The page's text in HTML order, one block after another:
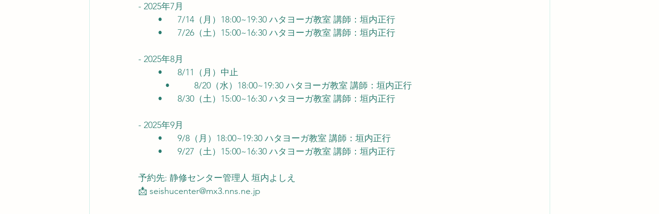
- 2025年7月
	•	7/14（月）18:00~19:30 ハタヨーガ教室 講師：垣内正行
	•	7/26（土）15:00~16:30 ハタヨーガ教室 講師：垣内正行
- 2025年8月
	•	8/11（月）中止
           •          8/20（水）18:00~19:30 ハタヨーガ教室 講師：垣内正行
	•	8/30（土）15:00~16:30 ハタヨーガ教室 講師：垣内正行
- 2025年9月
	•	9/8（月）18:00~19:30 ハタヨーガ教室 講師：垣内正行
	•	9/27（土）15:00~16:30 ハタヨーガ教室 講師：垣内正行
予約先: 静修センター管理人 垣内よしえ
📩 seishucenter@mx3.nns.ne.jp